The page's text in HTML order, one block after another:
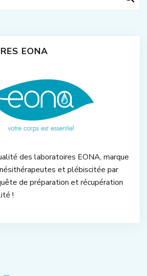
EONA
des laboratoires EONA, marque
et plébiscitée par
de préparation et récupération
!